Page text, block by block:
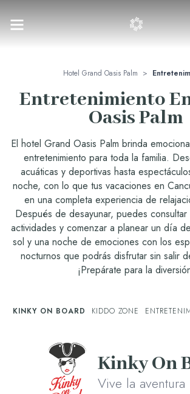
Hotel Grand Oasis Palm >
Entretenimiento
Oasis Palm
El hotel Grand Oasis Palm brinda
entretenimiento para toda la familia.
acuáticas y deportivas hasta
noche, con lo que tus vacaciones en
en una completa experiencia de
Después de desayunar, puedes
actividades y comenzar a planear un día
sol y una noche de emociones con los
nocturnos que podrás disfrutar sin salir
¡Prepárate para la
KINKY ON BOARD KIDDO ZONE
Kinky On
Vive la aventura